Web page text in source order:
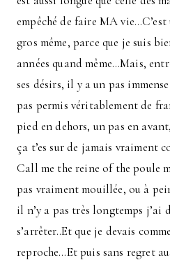
empêché de faire MA
gros même, parce que je suis
années quand même…Mais,
ses désirs, il y a un pas
pas permis véritablement de
pied en dehors, un pas en
ça t’es sur de jamais vraiment
Call me the reine of the poule
pas vraiment mouillée, ou à
il n’y a pas très longtemps j’ai
s’arrêter..Et que je devais
reproche…Et puis sans regret